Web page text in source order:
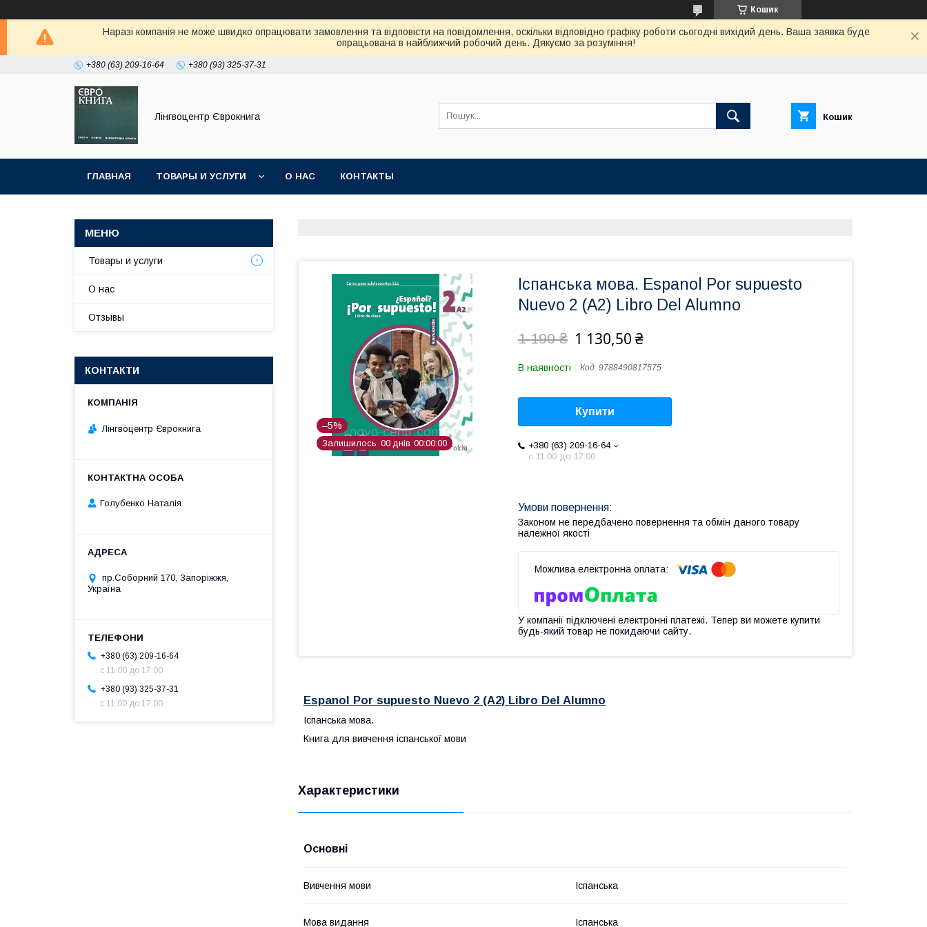
Кошик
Наразі компанія не може швидко опрацювати замовлення та відповісти на повідомлення, оскільки відповідно графіку роботи сьогодні вихідий день. Ваша заявка буде
опрацьована в найближчий робочий день. Дякуємо за розуміння!
+380 (63) 209-16-64 +380 (93) 325-37-31
Лінгвоцентр Єврокнига Кошик
ГЛАВНАЯ ТОВАРЫ И УСЛУГИ О НАС КОНТАКТЫ
–5%
Залишилось 00 днів 00 00 00
Іспанська мова. Espanol Por supuesto
Nuevo 2 (A2) Libro Del Alumno
1 190 ₴ 1 130,50 ₴
В наявності Код: 9788490817575
Купити
+380 (63) 209-16-64
с 11:00 до 17:00
Законом не передбачено повернення та обмін даного товару
належної якості
У компанії підключені електронні платежі. Тепер ви можете купити
будь-який товар не покидаючи сайту.
Espanol Por supuesto Nuevo 2 (A2) Libro Del Alumno
Іспанська мова.
Книга для вивчення іспанської мови
Характеристики
Основні
Вивчення мови Іспанська
Мова видання Іспанська
Товары и услуги
О нас
Отзывы
КОНТАКТИ
Лінгвоцентр Єврокнига
Голубенко Наталія
пр.Соборний 170, Запоріжжя,
Україна
+380 (63) 209-16-64
с 11:00 до 17:00
+380 (93) 325-37-31
с 11:00 до 17:00